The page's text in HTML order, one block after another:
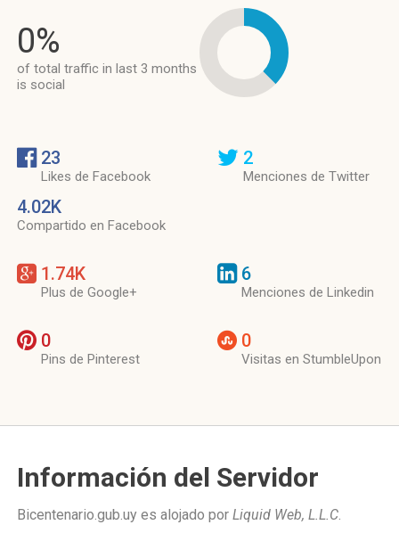
0%
of total traffic in last 3 months
is social
23
Likes de Facebook
4.02K
Compartido en Facebook
2
Menciones de Twitter
1.74K
Plus de Google+
6
Menciones de Linkedin
0
Pins de Pinterest
0
Visitas en StumbleUpon
Información del Servidor
Bicentenario.gub.uy es alojado por Liquid Web, L.L.C.